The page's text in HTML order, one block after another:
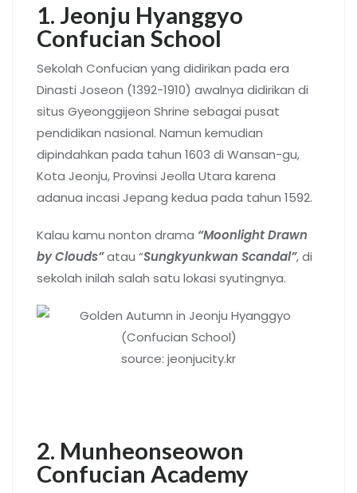
1. Jeonju Hyanggyo
Confucian School
Sekolah Confucian yang didirikan pada era
Dinasti Joseon (1392-1910) awalnya didirikan di
situs Gyeonggijeon Shrine sebagai pusat
pendidikan nasional. Namun kemudian
dipindahkan pada tahun 1603 di Wansan-gu,
Kota Jeonju, Provinsi Jeolla Utara karena
adanua incasi Jepang kedua pada tahun 1592.
Kalau kamu nonton drama “Moonlight Drawn
by Clouds”atau “Sungkyunkwan Scandal”, di
sekolah inilah salah satu lokasi syutingnya.
source: jeonjucity.kr
2. Munheonseowon
Confucian Academy